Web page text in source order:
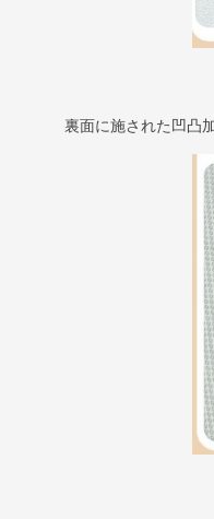
裏面に施された凹凸